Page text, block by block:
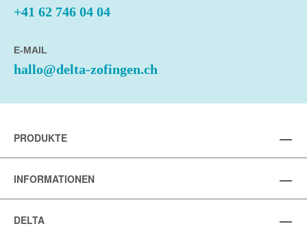
+41 62 746 04 04
E-MAIL
hallo@delta-zofingen.ch
PRODUKTE
INFORMATIONEN
DELTA